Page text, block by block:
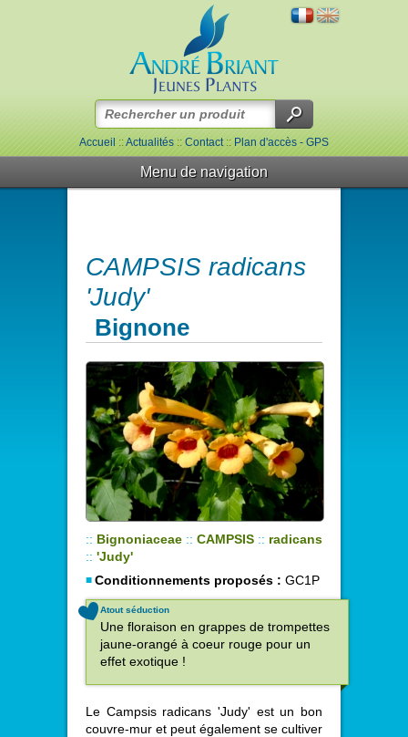
Accueil::Actualités::Contact::Plan d'accès - GPS
Menu de navigation
CAMPSIS radicans
'Judy'
Bignone
:: Bignoniaceae :: CAMPSIS :: radicans
:: 'Judy'
Conditionnements proposés : GC1P
Atout séduction
Une floraison en grappes de trompettes
jaune-orangé à coeur rouge pour un
effet exotique !
Le Campsis radicans 'Judy' est un bon
couvre-mur et peut également se cultiver